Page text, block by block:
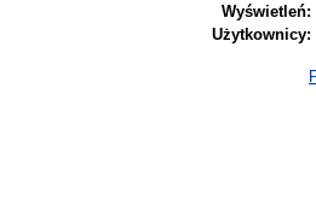
Wyświetleń:
Użytkownicy: